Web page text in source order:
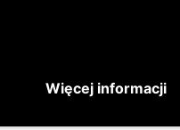
Więcej informacji